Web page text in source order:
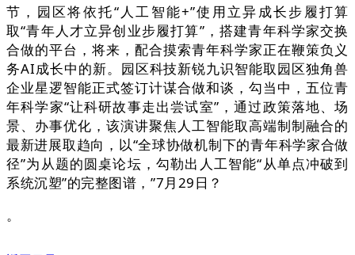
节，园区将依托“人工智能+”使用立异成长步履打算
取“青年人才立异创业步履打算”，搭建青年科学家交换
合做的平台，将来，配合摸索青年科学家正在鞭策负义
务AI成长中的新。园区科技新锐九识智能取园区独角兽
企业星逻智能正式签订计谋合做和谈，勾当中，五位青
年科学家“让科研故事走出尝试室”，通过政策落地、场
景、办事优化，该演讲聚焦人工智能取高端制制融合的
最新进展取趋向，以“全球协做机制下的青年科学家合做
径”为从题的圆桌论坛，勾勒出人工智能“从单点冲破到
系统沉塑”的完整图谱，”7月29日？
。